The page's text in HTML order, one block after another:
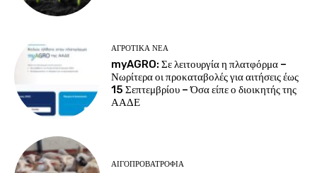
ΑΓΡΟΤΙΚΆ ΝΈΑ
myAGRO: Σε λειτουργία η πλατφόρμα –
Νωρίτερα οι προκαταβολές για αιτήσεις έως
15 Σεπτεμβρίου – Όσα είπε ο διοικητής της
ΑΑΔΕ
ΑΙΓΟΠΡΟΒΑΤΡΟΦΊΑ